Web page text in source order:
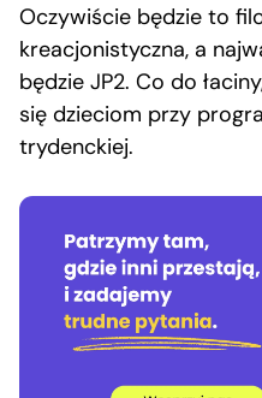
Oczywiście będzie to
kreacjonistyczna, a
będzie JP2. Co do
się dzieciom przy
trydenckiej.